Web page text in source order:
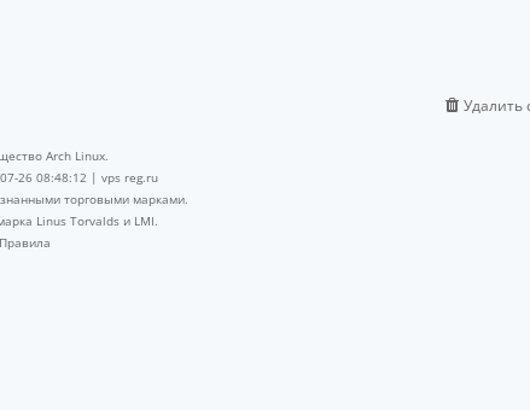
Удалить
Arch Linux.
26 08:48:12 | vps reg.ru
торговыми марками.
Linus Torvalds и LMI.
Правила